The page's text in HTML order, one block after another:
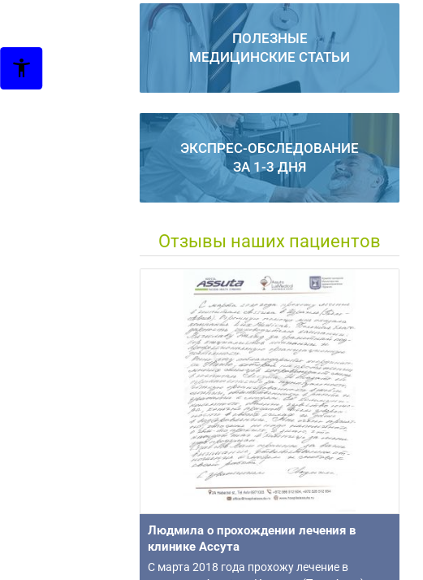
ПОЛЕЗНЫЕ
МЕДИЦИНСКИЕ СТАТЬИ
ЭКСПРЕС-ОБСЛЕДОВАНИЕ
ЗА 1-3 ДНЯ
Отзывы наших пациентов
Людмила о прохождении лечения в
клинике Ассута
С марта 2018 года прохожу лечение в